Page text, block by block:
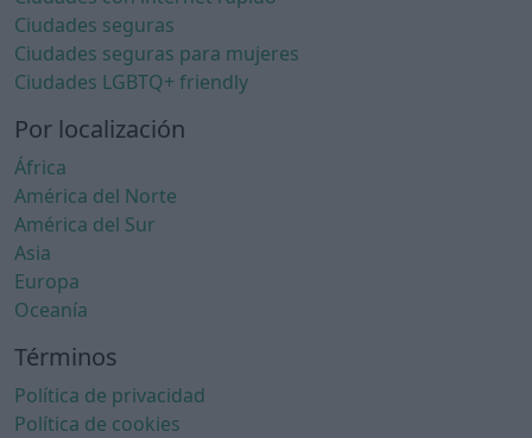
Ciudades seguras
Ciudades seguras para mujeres
Ciudades LGBTQ+ friendly
Por localización
África
América del Norte
América del Sur
Asia
Europa
Oceanía
Términos
Política de privacidad
Política de cookies